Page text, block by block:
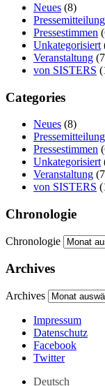
Neues (8)
Pressestimmen
Unkategorisiert
Veranstaltung
von SISTERS
Categories
Neues (8)
Pressestimmen
Unkategorisiert
Veranstaltung
von SISTERS
Chronologie
Chronologie
Archives
Archives
Impressum
Datenschutz
Facebook
Twitter
Deutsch